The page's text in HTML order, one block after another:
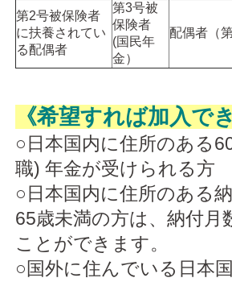
第2号被保険者
に扶養されてい
る配偶者
第3号被
保険者
(国民年
金）
配偶者（
《希望すれば加入で
○日本国内に住所のある
職) 年金が受けられる方
○日本国内に住所のある
65歳未満の方は、納付
ことができます。
○国外に住んでいる日本